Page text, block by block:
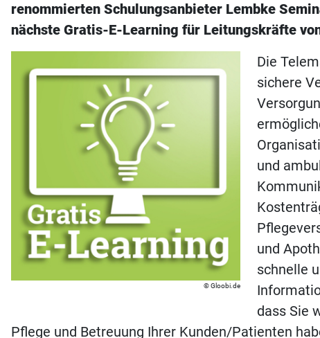
renommierten Schulungsanbieter Lembke
nächste Gratis-E-Learning für Leitungskräfte
Gloobi.de
Die
sichere
und
und
schnelle
dass Sie
Pflege und Betreuung Ihrer Kunden/Patienten